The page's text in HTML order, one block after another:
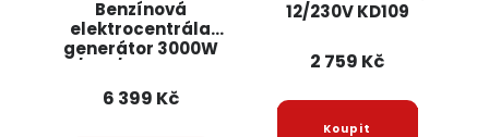
Benzínová
elektrocentrála
generátor 3000W
12/230/380V KD139
KRAFT&DELE + olej
zdarma
6 399 Kč
12/230V KD109
2 759 Kč